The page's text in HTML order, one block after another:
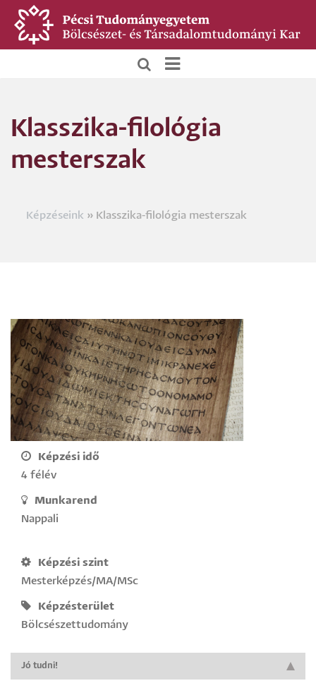
Ugrás
tartalomra
Főoldali
Klasszika-filológia
mesterszak
Morzsa
Képzéseink Klasszika-filológia mesterszak
Képzési idő
4 félév
Munkarend
Nappali
Képzési szint
Mesterképzés/MA/MSc
Képzésterület
Bölcsészettudomány
Jó tudni!